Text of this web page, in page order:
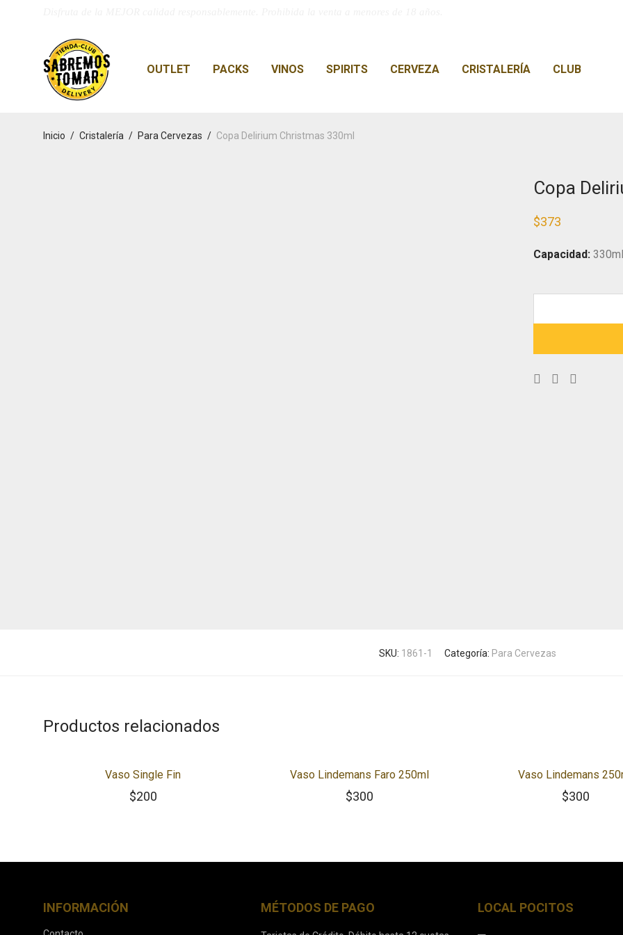
OUTLET PACKS VINOS SPIRITS CERVEZA CRISTALERÍA CLUB
Inicio / Cristalería / Para Cervezas / Copa Delirium Christmas 330ml
Copa
$373
Capacidad: 330ml
SKU: 1861-1 Categoría: Para Cervezas
Productos relacionados
Vaso Single Fin
$200
Vaso Lindemans Faro 250ml
$300
Vaso Lindemans
$300
INFORMACIÓN MÉTODOS DE PAGO LOCAL POCITOS